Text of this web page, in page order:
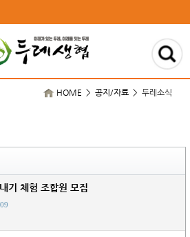
HOME > 공지/자료 > 두레소식
기 체험 조합원 모집